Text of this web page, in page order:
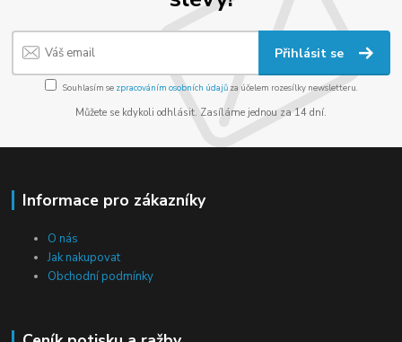
Přihlásit se
Souhlasím se zpracováním osobních údajůza účelem rozesílky newsletteru.
Můžete se kdykoli odhlásit. Zasíláme jednou za 14 dní.
Informace pro zákazníky
O nás
Jak nakupovat
Obchodní podmínky